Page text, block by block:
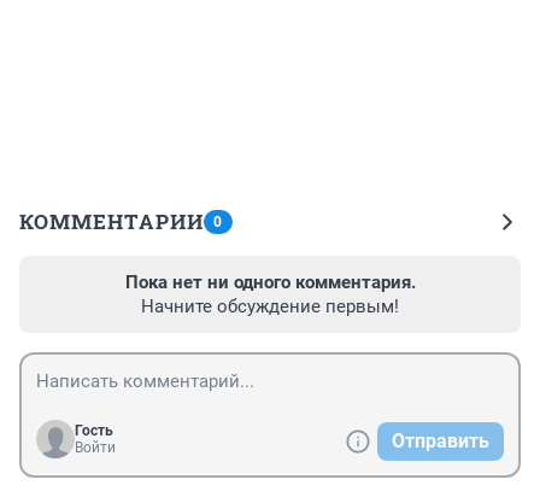
КОММЕНТАРИИ 0
Пока нет ни одного комментария.
Начните обсуждение первым!
Гость
Войти
Отправить